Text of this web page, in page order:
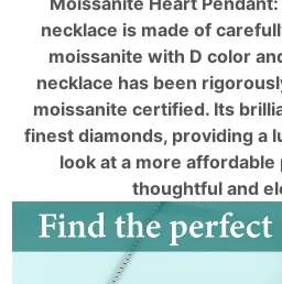
necklace is made of
moissanite with D color
necklace has been
moissanite certified. Its
finest diamonds, providing a
look at a more affordable
thoughtful and